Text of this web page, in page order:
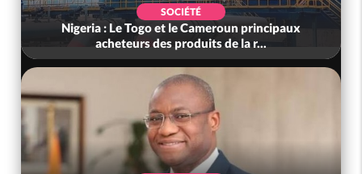
SOCIÉTÉ
Nigeria : Le Togo et le Cameroun principaux
acheteurs des produits de la r...